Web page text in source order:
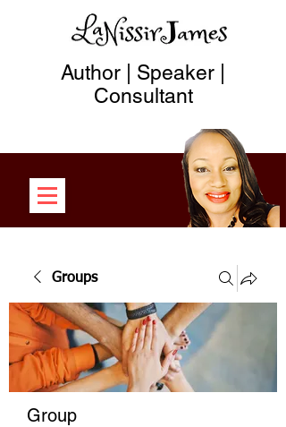
Author | Speaker |
Consultant
Groups
Group